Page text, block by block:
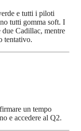
e tutti i piloti
tutti gomma soft. I
Cadillac, mentre
tentativo.
un tempo
e accedere al Q2.